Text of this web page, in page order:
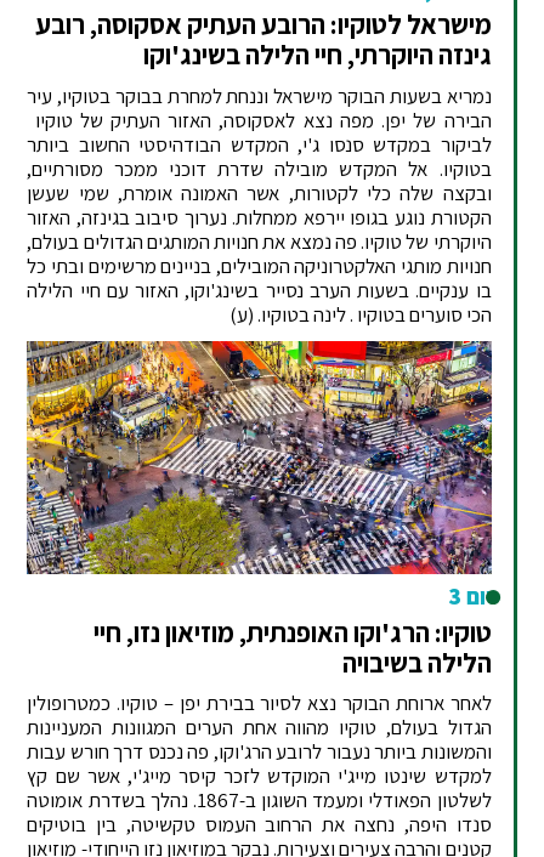
מישראל לטוקיו: הרובע העתיק אסקוסה, רובע
גינזה היוקרתי, חיי הלילה בשינג'וקו
נמריא בשעות הבוקר מישראל וננחת למחרת בבוקר בטוקיו, עיר
הבירה של יפן. מפה נצא לאסקוסה, האזור העתיק של טוקיו
לביקור במקדש סנסו ג'י, המקדש הבודהיסטי החשוב ביותר
בטוקיו. אל המקדש מובילה שדרת דוכני ממכר מסורתיים,
ובקצה שלה כלי לקטורות, אשר האמונה אומרת, שמי שעשן
הקטורת נוגע בגופו יירפא ממחלות. נערוך סיבוב בגינזה, האזור
היוקרתי של טוקיו. פה נמצא את חנויות המותגים הגדולים בעולם,
חנויות מותגי האלקטרוניקה המובילים, בניינים מרשימים ובתי כל
בו ענקיים. בשעות הערב נסייר בשינג'וקו, האזור עם חיי הלילה
הכי סוערים בטוקיו . לינה בטוקיו. (ע)
יום 3
טוקיו: הרג'וקו האופנתית, מוזיאון נזו, חיי
הלילה בשיבויה
לאחר ארוחת הבוקר נצא לסיור בבירת יפן – טוקיו. כמטרופולין
הגדול בעולם, טוקיו מהווה אחת הערים המגוונות המעניינות
והמשונות ביותר נעבור לרובע הרג'וקו, פה נכנס דרך חורש עבות
למקדש שינטו מייג'י המוקדש לזכר קיסר מייג'י, אשר שם קץ
לשלטון הפאודלי ומעמד השוגון ב-1867. נהלך בשדרת אומוטה
סנדו היפה, נחצה את הרחוב העמוס טקשיטה, בין בוטיקים
קטנים והרבה צעירים וצעירות. נבקר במוזיאון נזו הייחודי- מוזיאון